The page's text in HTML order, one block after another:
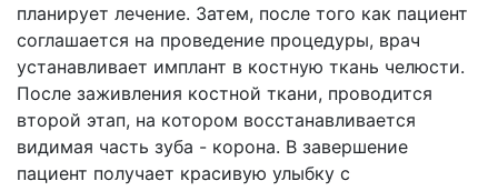
планирует лечение. Затем, после того как пациент
соглашается на проведение процедуры, врач
устанавливает имплант в костную ткань челюсти.
После заживления костной ткани, проводится
второй этап, на котором восстанавливается
видимая часть зуба - корона. В завершение
пациент получает красивую улыбку с